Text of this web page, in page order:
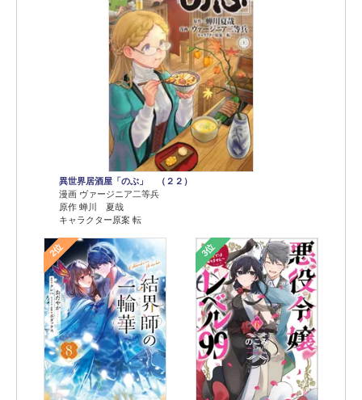
異世界居酒屋「のぶ」 （２２）
漫画 ヴァージニア二等兵
原作 蝉川 夏哉
キャラクター原案 転
2位 3位